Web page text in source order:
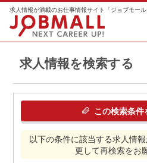
求人情報が満載のお仕事情報サイト「ジョブモール
求人情報を検索する
この検索条件
以下の条件に該当する求人情
更して再検索をお